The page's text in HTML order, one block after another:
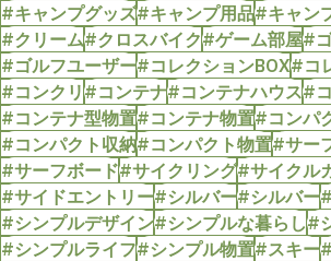
#キャンプグッズ#キャンプ用品#キャン
#クリーム#クロスバイク#ゲーム部屋#
#ゴルフユーザー#コレクションBOX#コ
#コンクリ#コンテナ#コンテナハウス#
#コンテナ型物置#コンテナ物置#コンパ
#コンパクト収納#コンパクト物置#サー
#サーフボード#サイクリング#サイクル
#サイドエントリー#シルバー#シルバー
#シンプルデザイン#シンプルな暮らし#
#シンプルライフ#シンプル物置#スキー